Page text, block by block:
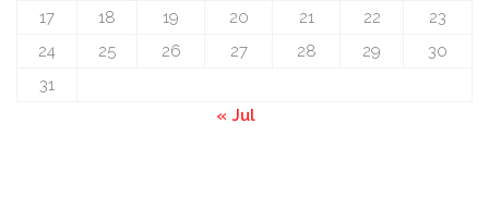
17
18 19 20 21 22
23
24
25 26 27 28 29
30
31
« Jul